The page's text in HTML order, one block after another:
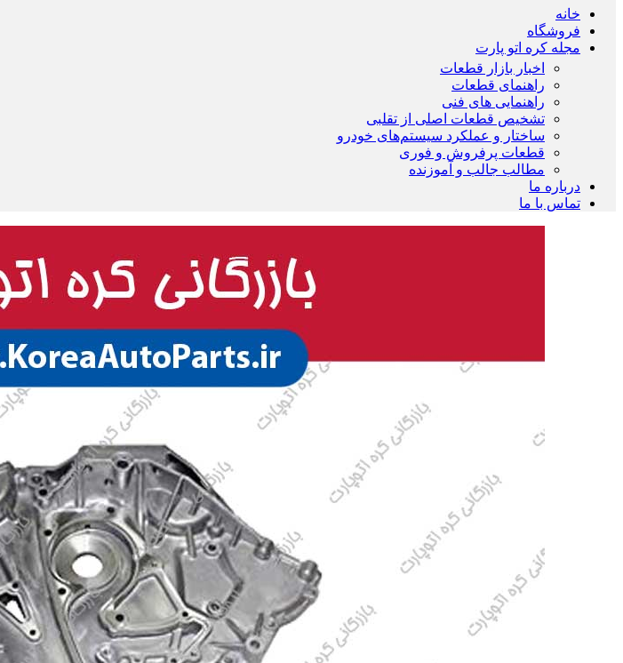
خانه
فروشگاه
مجله کره اتو پارت
اخبار بازار قطعات
راهنمای قطعات
راهنمایی های فنی
تشخیص قطعات اصلی از تقلبی
ساختار و عملکرد سیستم‌های خودرو
قطعات پرفروش و فوری
مطالب جالب و آموزنده
درباره ما
تماس با ما